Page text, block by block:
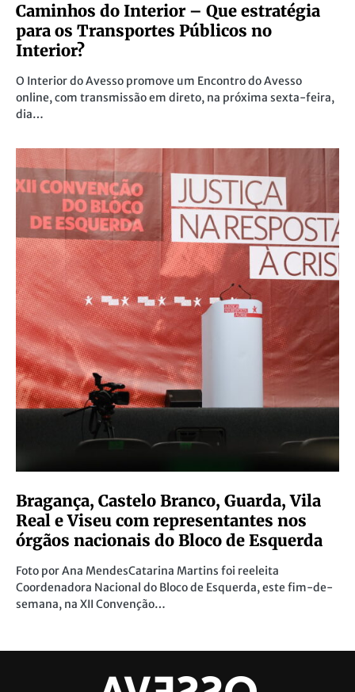
Caminhos do Interior – Que estratégia
para os Transportes Públicos no
Interior?
O Interior do Avesso promove um Encontro do Avesso
online, com transmissão em direto, na próxima sexta-feira,
dia…
Bragança, Castelo Branco, Guarda, Vila
Real e Viseu com representantes nos
órgãos nacionais do Bloco de Esquerda
Foto por Ana MendesCatarina Martins foi reeleita
Coordenadora Nacional do Bloco de Esquerda, este fim-de-
semana, na XII Convenção…